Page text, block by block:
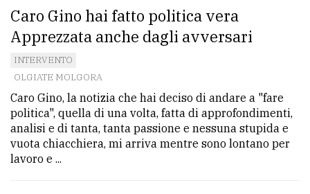
Caro Gino hai fatto politica vera
Apprezzata anche dagli avversari
INTERVENTO
OLGIATE MOLGORA
Caro Gino, la notizia che hai deciso di andare a "fare
politica", quella di una volta, fatta di approfondimenti,
analisi e di tanta, tanta passione e nessuna stupida e
vuota chiacchiera, mi arriva mentre sono lontano per
lavoro e ...